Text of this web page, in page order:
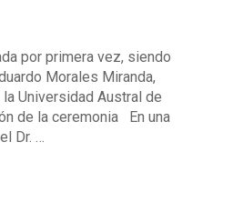
por primera vez, siendo
Morales Miranda,
Universidad Austral de
de la ceremonia En una
Dr. …